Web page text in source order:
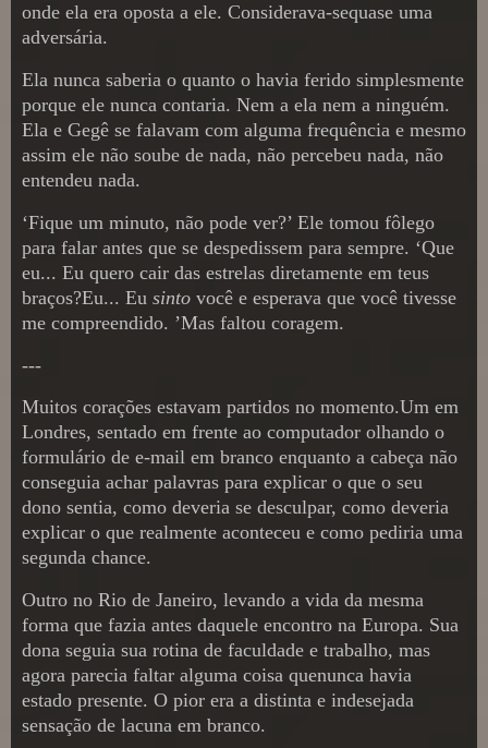
onde ela era oposta a ele. Considerava-sequase uma
adversária.
Ela nunca saberia o quanto o havia ferido simplesmente
porque ele nunca contaria. Nem a ela nem a ninguém.
Ela e Gegê se falavam com alguma frequência e mesmo
assim ele não soube de nada, não percebeu nada, não
entendeu nada.
‘Fique um minuto, não pode ver?’ Ele tomou fôlego
para falar antes que se despedissem para sempre. ‘Que
eu... Eu quero cair das estrelas diretamente em teus
braços?Eu... Eu sinto você e esperava que você tivesse
me compreendido. ’Mas faltou coragem.
---
Muitos corações estavam partidos no momento.Um em
Londres, sentado em frente ao computador olhando o
formulário de e-mail em branco enquanto a cabeça não
conseguia achar palavras para explicar o que o seu
dono sentia, como deveria se desculpar, como deveria
explicar o que realmente aconteceu e como pediria uma
segunda chance.
Outro no Rio de Janeiro, levando a vida da mesma
forma que fazia antes daquele encontro na Europa. Sua
dona seguia sua rotina de faculdade e trabalho, mas
agora parecia faltar alguma coisa quenunca havia
estado presente. O pior era a distinta e indesejada
sensação de lacuna em branco.